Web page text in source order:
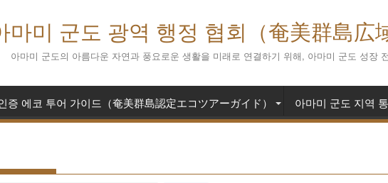
마미 군도 광역 행정 협회（奄美群島広
아마미 군도의 아름다운 자연과 풍요로운 생활을 미래로 연결하기 위해, 아마미 군도 성장
증 에코 투어 가이드（奄美群島認定エコツアーガイド） 아마미 군도 지역